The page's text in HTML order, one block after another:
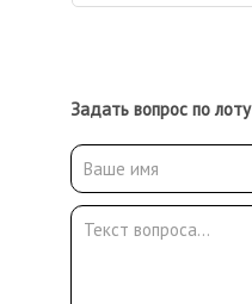
Задать вопрос по лоту